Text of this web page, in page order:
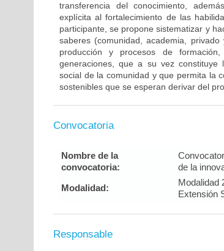
transferencia del conocimiento,
explícita al fortalecimiento de las
participante, se propone sistematizar y
saberes (comunidad, academia,
producción y procesos de
generaciones, que a su vez constituye
social de la comunidad y que permita la
sostenibles que se esperan derivar del
Convocatoria
Nombre de la
convocatoria:
de la
Modalidad:
Modalidad
Extensión
Responsable